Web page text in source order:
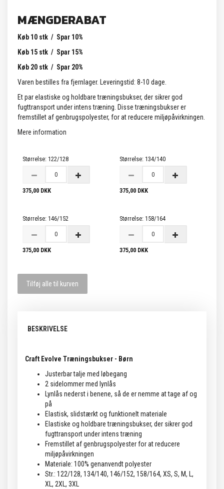
MÆNGDERABAT
Køb 10 stk / Spar 10%
Køb 15 stk / Spar 15%
Køb 20 stk / Spar 20%
Varen bestilles fra fjernlager. Leveringstid: 8-10 dage.
Et par elastiske og holdbare træningsbukser, der sikrer god
fugttransport under intens træning. Disse træningsbukser er
fremstillet af genbrugspolyester, for at reducere miljøpåvirkningen.
Mere information
Størrelse: 122/128
375,00 DKK
Størrelse: 134/140
375,00 DKK
Størrelse: 146/152
375,00 DKK
Størrelse: 158/164
375,00 DKK
Tilføj alle til kurven
BESKRIVELSE
Craft Evolve Træningsbukser - Børn
Justerbar talje med løbegang
2 sidelommer med lynlås
Lynlås nederst i benene, så de er nemme at tage af og
på
Elastisk, slidstærkt og funktionelt materiale
Elastiske og holdbare træningsbukser, der sikrer god
fugttransport under intens træning
Fremstillet af genbrugspolyester for at reducere
miljøpåvirkningen
Materiale: 100% genanvendt polyester
Str.: 122/128, 134/140, 146/152, 158/164, XS, S, M, L,
XL, 2XL, 3XL